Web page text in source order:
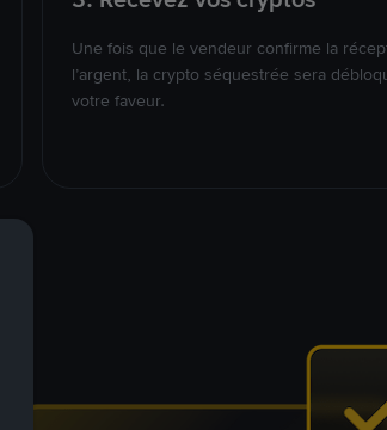
Une fois que le vendeur confirme la
l’argent, la crypto séquestrée sera
votre faveur.